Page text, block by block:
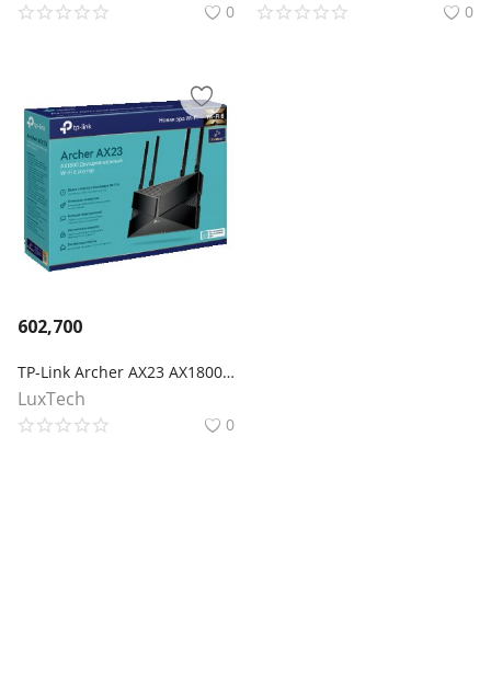
0 0
602,700
TP-Link Archer AX23 AX1800 Двухдиапазонный Wi‑Fi 6 роутер
LuxTech
0